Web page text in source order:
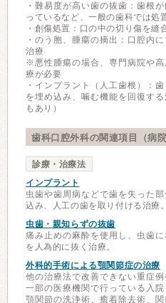
・難易度が高い歯の抜歯：歯根
っているなど、一般の歯科では処
・創傷処置：口の中の切り傷を縫
・のう胞、腫瘍の摘出：口腔内
治療
※悪性腫瘍の場合、専門病院や
療が必要
・インプラント（人工歯根）：
を埋め込み、噛む機能を回復す
もあり）
歯科口腔外科の関連項目（病院
診療・治療法
インプラント
虫歯や歯周病などで歯を失った
込み、人工の歯を取り付ける治療。
虫歯・親知らずの抜歯
痛み止めの麻酔を使用し、虫歯
を人為的に抜く治療。
外科的手術による顎関節症の治療
他の治療法で改善できない重症
一部の医療機関で行っている入
顎関節の洗浄術、癒着除去術、